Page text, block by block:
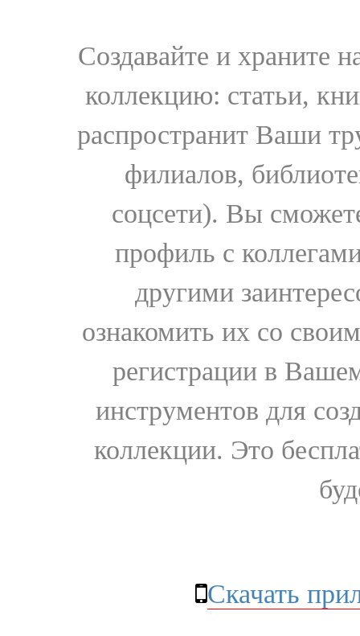
Создавайте и храните
коллекцию: статьи,
распространит Ваши
филиалов,
соцсети). Вы
профиль с
другими
ознакомить их со
регистрации в
инструментов для
коллекции. Это
Скачать